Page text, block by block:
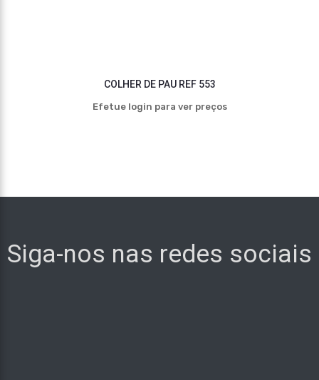
COLHER DE PAU REF 553
Efetue login para ver preços
Siga-nos nas redes sociais